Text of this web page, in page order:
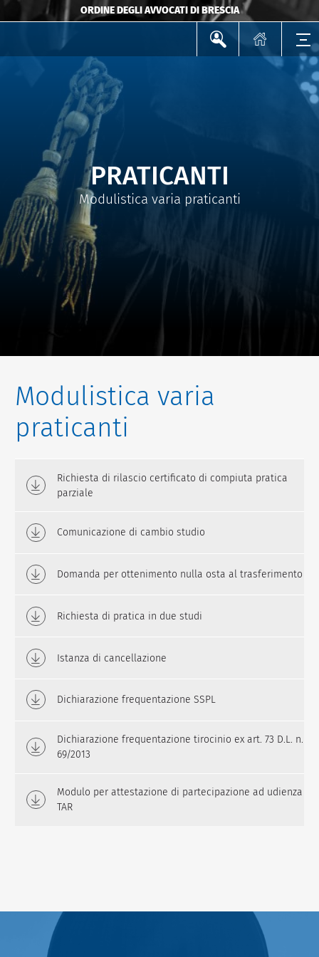
ORDINE DEGLI AVVOCATI DI BRESCIA
PRATICANTI
Modulistica varia praticanti
Modulistica varia
praticanti
Richiesta di rilascio certificato di compiuta pratica
parziale
Comunicazione di cambio studio
Domanda per ottenimento nulla osta al trasferimento
Richiesta di pratica in due studi
Istanza di cancellazione
Dichiarazione frequentazione SSPL
Dichiarazione frequentazione tirocinio ex art. 73 D.L. n.
69/2013
Modulo per attestazione di partecipazione ad udienza
TAR